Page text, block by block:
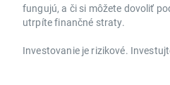
fungujú, a či si môžete dovoliť
utrpíte finančné straty.
Investovanie je rizikové.